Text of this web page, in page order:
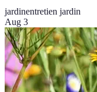
jardinentretien jardin
Aug 3